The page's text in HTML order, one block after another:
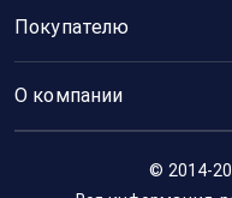
Покупателю
О компании
© 2014-